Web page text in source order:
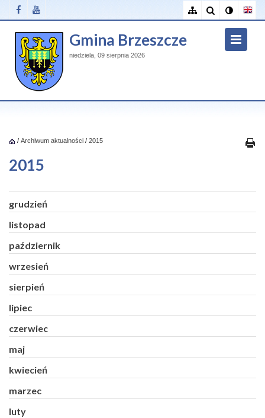
Gmina Brzeszcze
niedziela, 09 sierpnia 2026
/ Archiwum aktualności / 2015
2015
grudzień
listopad
październik
wrzesień
sierpień
lipiec
czerwiec
maj
kwiecień
marzec
luty